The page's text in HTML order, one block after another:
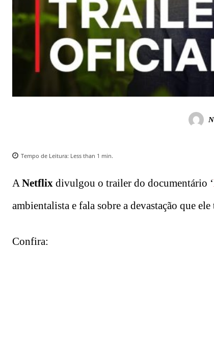
Tempo de Leitura: Less than 1 min.
ANetflix divulgou o trailer do documentário ‘
ambientalista e fala sobre a devastação que
Confira: